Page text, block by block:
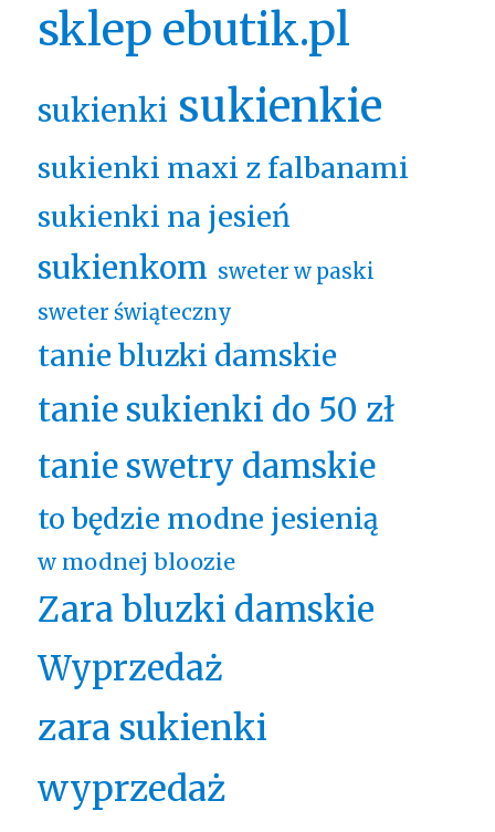
sklep ebutik.pl
sukienki sukienkie
sukienki maxi z falbanami
sukienki na jesień
sukienkom sweter w paski
sweter świąteczny
tanie bluzki damskie
tanie sukienki do 50 zł
tanie swetry damskie
to będzie modne jesienią
w modnej bloozie
Zara bluzki damskie
Wyprzedaż
zara sukienki
wyprzedaż